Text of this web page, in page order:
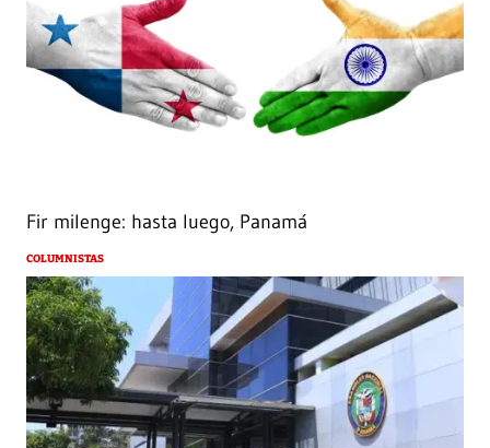
Fir milenge: hasta luego, Panamá
COLUMNISTAS